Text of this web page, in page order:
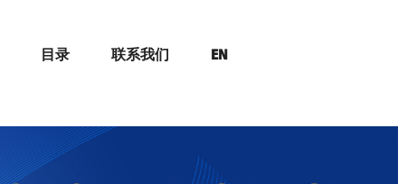
目录 联系我们 EN